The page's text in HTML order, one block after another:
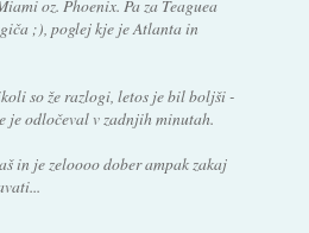
oz. Phoenix. Pa za Teaguea
;), poglej kje je Atlanta in
so že razlogi, letos je bil boljši -
je odločeval v zadnjih minutah.
in je zeloooo dober ampak zakaj